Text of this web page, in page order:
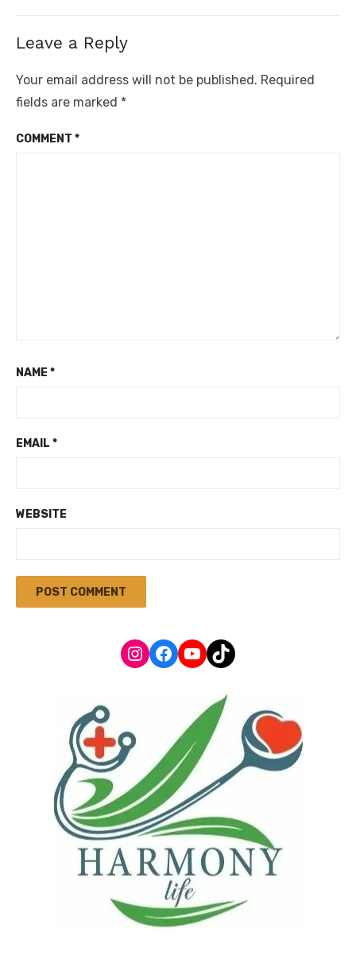
Leave a Reply
Your email address will not be published. Required
fields are marked *
COMMENT *
NAME *
EMAIL *
WEBSITE
Instagram
Facebook
YouTube
TikTok